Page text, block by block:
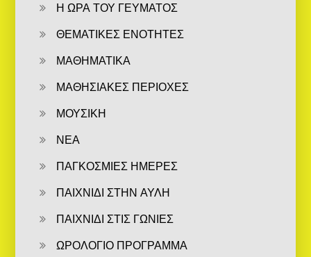
Η ΩΡΑ ΤΟΥ ΓΕΥΜΑΤΟΣ
ΘΕΜΑΤΙΚΕΣ ΕΝΟΤΗΤΕΣ
ΜΑΘΗΜΑΤΙΚΑ
ΜΑΘΗΣΙΑΚΕΣ ΠΕΡΙΟΧΕΣ
ΜΟΥΣΙΚΗ
ΝΕΑ
ΠΑΓΚΟΣΜΙΕΣ ΗΜΕΡΕΣ
ΠΑΙΧΝΙΔΙ ΣΤΗΝ ΑΥΛΗ
ΠΑΙΧΝΙΔΙ ΣΤΙΣ ΓΩΝΙΕΣ
ΩΡΟΛΟΓΙΟ ΠΡΟΓΡΑΜΜΑ